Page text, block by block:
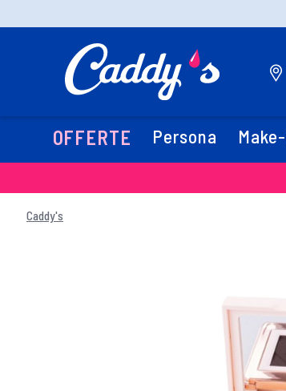
OFFERTE Persona
Caddy's